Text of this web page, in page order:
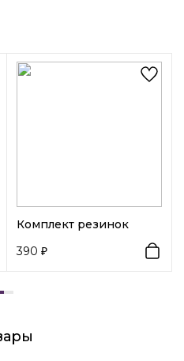
декоративного элемента в
Комплект резинок
390